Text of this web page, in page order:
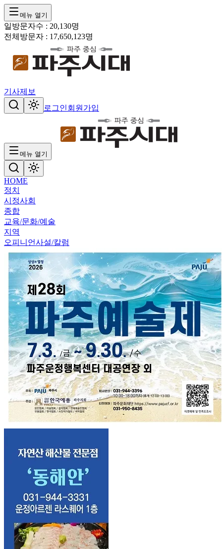
메뉴 열기
일방문자수 : 20,130명
전체방문자 : 17,650,123명
기사제보
로그인회원가입
메뉴 열기
HOME
정치
시정사회
종합
교육/문화/예술
지역
오피니언사설/칼럼